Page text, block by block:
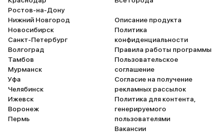
Ростов-на-Дону
Нижний Новгород
Новосибирск
Санкт-Петербург
Волгоград
Тамбов
Мурманск
Уфа
Челябинск
Ижевск
Воронеж
Пермь
Описание продукта
Политика
конфиденциальности
Правила работы программы
Пользовательское
соглашение
Согласие на получение
рекламных рассылок
Политика для контента,
генерируемого
пользователями
Вакансии